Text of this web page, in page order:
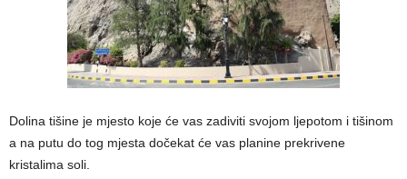
Dolina tišine je mjesto koje će vas zadiviti svojom ljepotom i tišinom
a na putu do tog mjesta dočekat će vas planine prekrivene
kristalima soli.